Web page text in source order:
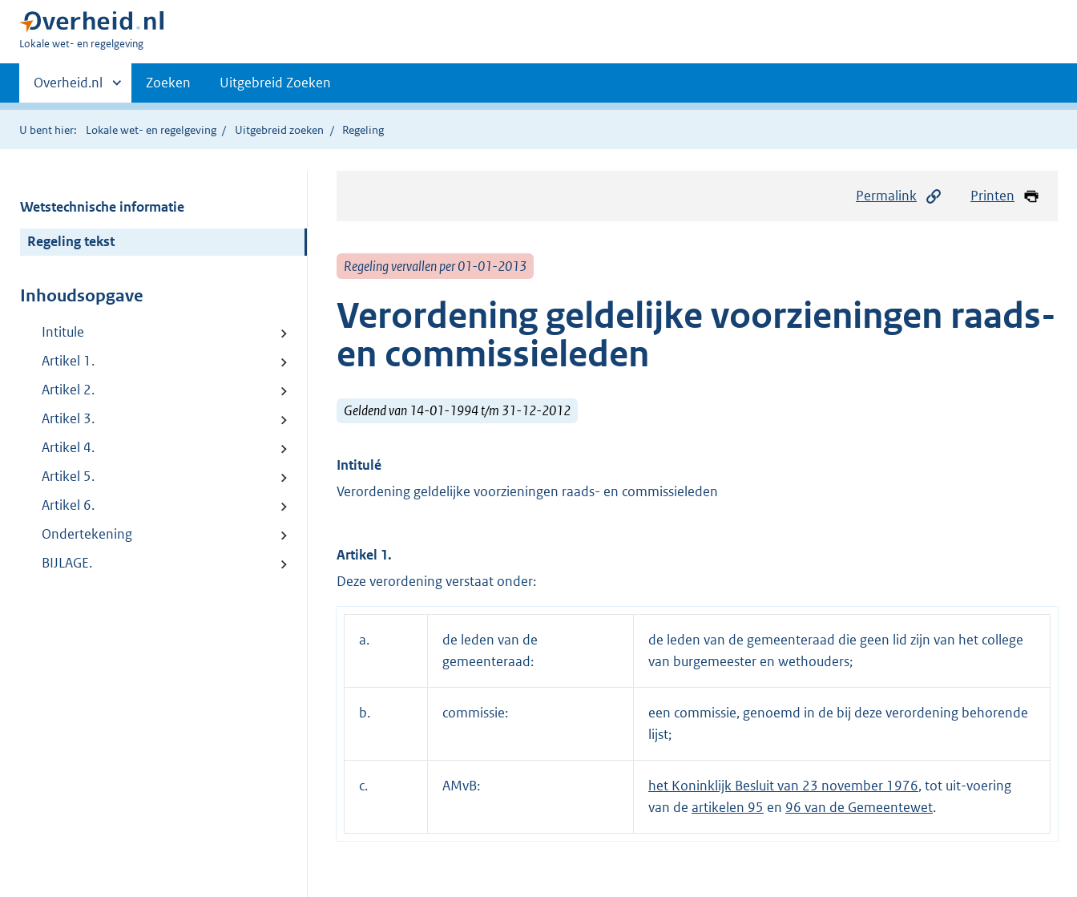
U
hier:
Lokale wet- en regelgeving
Primaire
navigatie
Andere
sites
binnen
Overheid.nl Zoeken Uitgebreid Zoeken
U bent hier: Lokale wet- en regelgeving Uitgebreid zoeken Regeling
Wetstechnische informatie
Regeling tekst
Inhoudsopgave
Intitule
Artikel 1.
Artikel 2.
Artikel 3.
Artikel 4.
Artikel 5.
Artikel 6.
Ondertekening
BIJLAGE.
Permalink Printen
Regeling vervallen per 01-01-2013
Verordening geldelijke voorzieningen raads-
en commissieleden
Geldend van 14-01-1994 t/m 31-12-2012
Intitulé
Verordening geldelijke voorzieningen raads- en commissieleden
Artikel 1.
Deze verordening verstaat onder:
a.
de leden van de
gemeenteraad:
de leden van de gemeenteraad die geen lid zijn van het college
van burgemeester en wethouders;
b. commissie:
een commissie, genoemd in de bij deze verordening behorende
lijst;
c. AMvB: het Koninklijk Besluit van 23 november 1976, tot uit-voering
van de artikelen 95 en 96 van de Gemeentewet.